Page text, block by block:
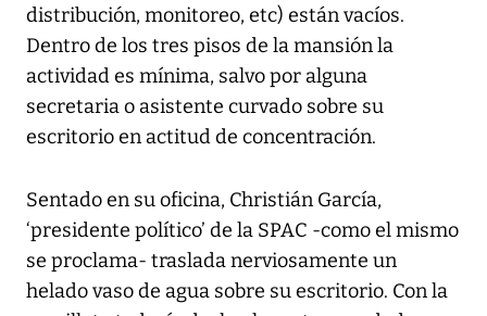
distribución, monitoreo, etc) están vacíos.
Dentro de los tres pisos de la mansión la
actividad es mínima, salvo por alguna
secretaria o asistente curvado sobre su
escritorio en actitud de concentración.
Sentado en su oficina, Christián García,
‘presidente político’ de la SPAC -como el mismo
se proclama- traslada nerviosamente un
helado vaso de agua sobre su escritorio. Con la